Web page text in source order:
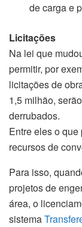
de carga e
Licitações
Na lei que
permitir, por
licitações de
1,5 milhão,
derrubados.
Entre eles o
recursos de
Para isso,
projetos de
área, o
sistema